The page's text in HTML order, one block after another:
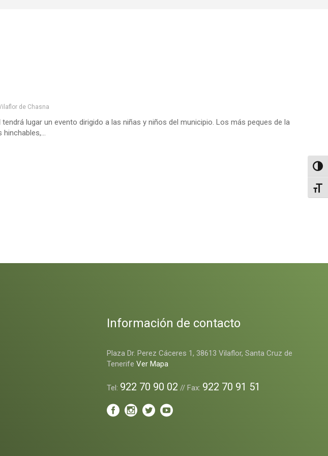
de Chasna
lugar un evento dirigido a las niñas y niños del municipio. Los más peques de la
Información de contacto
Plaza Dr. Perez Cáceres 1, 38613 Vilaflor, Santa Cruz de
TenerifeVer Mapa
Tel: 922 70 90 02 // Fax: 922 70 91 51